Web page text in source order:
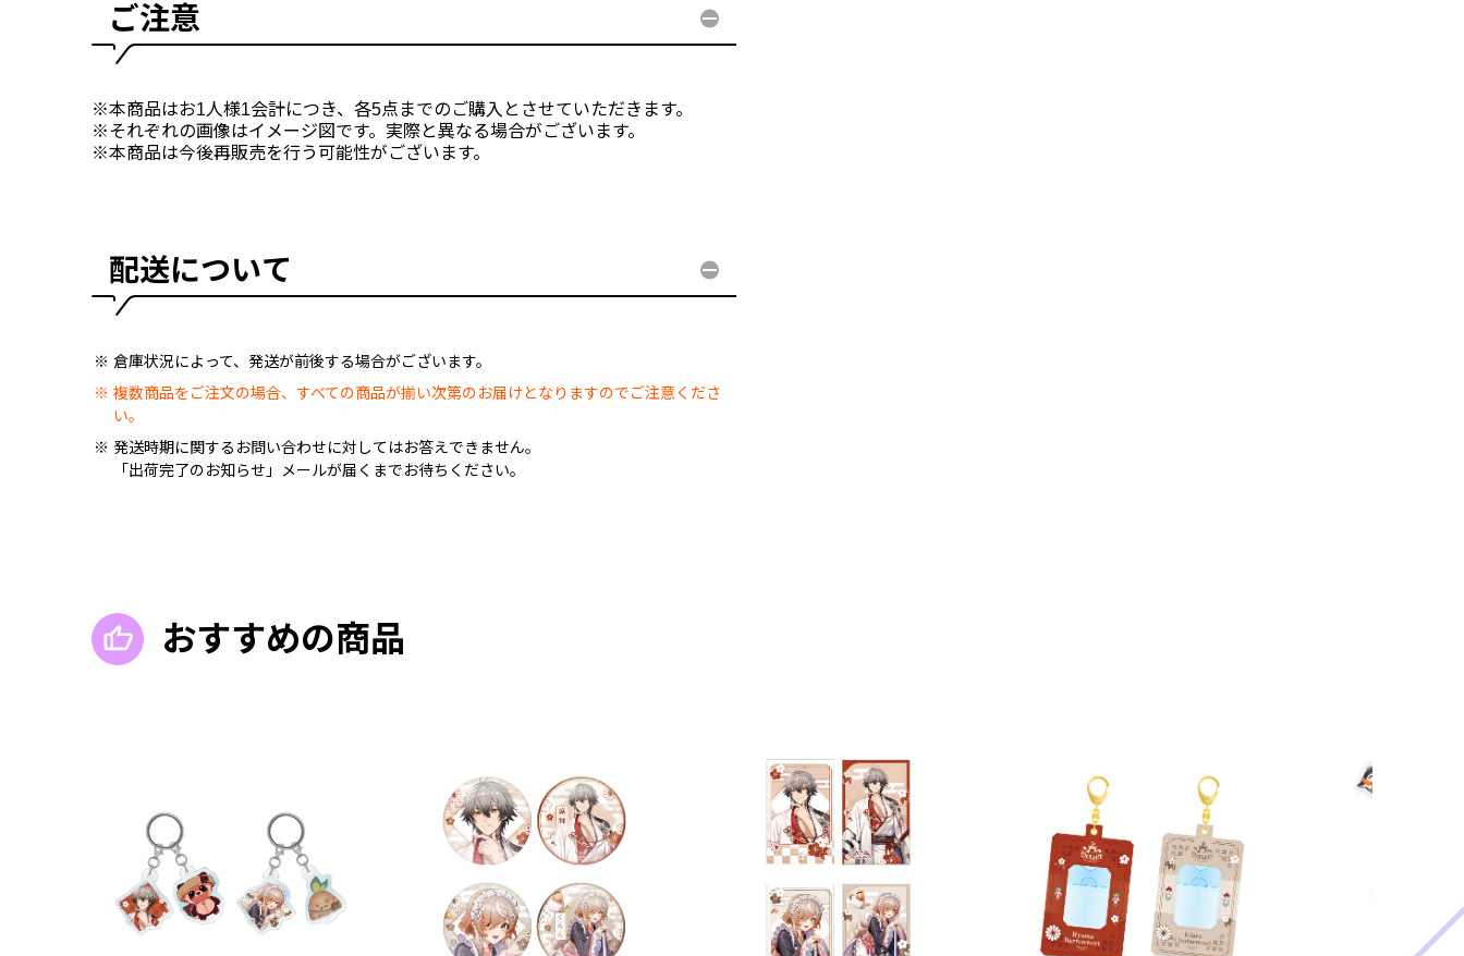
ご注意
※本商品はお1人様1会計につき、各5点までのご購入とさせていただきます。
※それぞれの画像はイメージ図です。実際と異なる場合がございます。
※本商品は今後再販売を行う可能性がございます。
配送について
倉庫状況によって、発送が前後する場合がございます。
複数商品をご注文の場合、すべての商品が揃い次第のお届けとなりますのでご注意くださ
い。
発送時期に関するお問い合わせに対してはお答えできません。
「出荷完了のお知らせ」メールが届くまでお待ちください。
おすすめの商品